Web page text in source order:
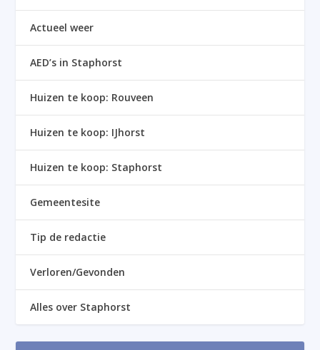
Actueel weer
AED’s in Staphorst
Huizen te koop: Rouveen
Huizen te koop: IJhorst
Huizen te koop: Staphorst
Gemeentesite
Tip de redactie
Verloren/Gevonden
Alles over Staphorst